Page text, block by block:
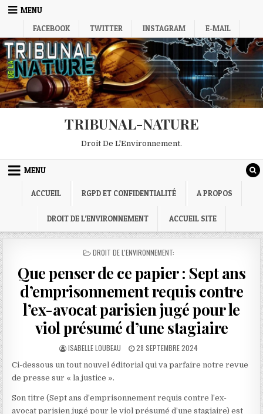
Skip
MENU
FACEBOOK
TWITTER INSTAGRAM E-MAIL
TRIBUNAL-NATURE
Droit De L'Environnement.
MENU
ACCUEIL RGPD ET CONFIDENTIALITÉ A PROPOS
DROIT DE L’ENVIRONNEMENT ACCUEIL SITE
POSTED
DROIT DE L'ENVIRONNEMENT:
Que penser de ce papier : Sept ans
d’emprisonnement requis contre
l’ex-avocat parisien jugé pour le
viol présumé d’une stagiaire
AUTHOR:
ISABELLE LOUBEAU
PUBLISHED
28 SEPTEMBRE 2024
Ci-dessous un tout nouvel éditorial qui va parfaire notre revue
de presse sur « la justice ».
Son titre (Sept ans d’emprisonnement requis contre l’ex-
avocat parisien jugé pour le viol présumé d’une stagiaire) est